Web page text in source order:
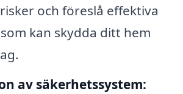
och föreslå effektiva
kan skydda ditt hem
av säkerhetssystem: